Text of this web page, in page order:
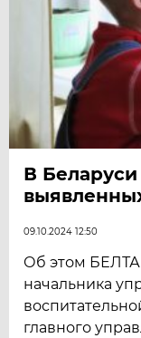
В Беларуси
09.10.2024 12:50
Об этом БЕЛТА
начальника
главного